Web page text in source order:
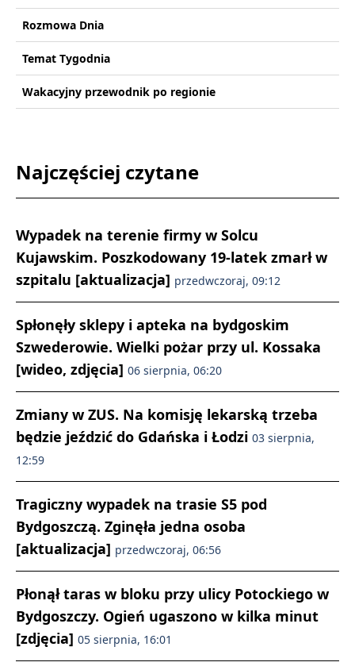
Rozmowa Dnia
Temat Tygodnia
Wakacyjny przewodnik po regionie
Najczęściej czytane
Wypadek na terenie firmy w Solcu
Kujawskim. Poszkodowany 19-latek zmarł w
szpitalu [aktualizacja] przedwczoraj, 09:12
Spłonęły sklepy i apteka na bydgoskim
Szwederowie. Wielki pożar przy ul. Kossaka
[wideo, zdjęcia] 06 sierpnia, 06:20
Zmiany w ZUS. Na komisję lekarską trzeba
będzie jeździć do Gdańska i Łodzi 03 sierpnia,
12:59
Tragiczny wypadek na trasie S5 pod
Bydgoszczą. Zginęła jedna osoba
[aktualizacja] przedwczoraj, 06:56
Płonął taras w bloku przy ulicy Potockiego w
Bydgoszczy. Ogień ugaszono w kilka minut
[zdjęcia] 05 sierpnia, 16:01